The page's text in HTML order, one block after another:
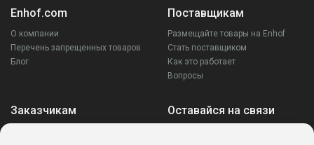
Enhof.com
О компании
Перечень запрещенных товаров
Блог
Поставщикам
Размещайте товары на Enhof
Стать поставщиком
Как это работает
Вопросы
Заказчикам Оставайся на связи